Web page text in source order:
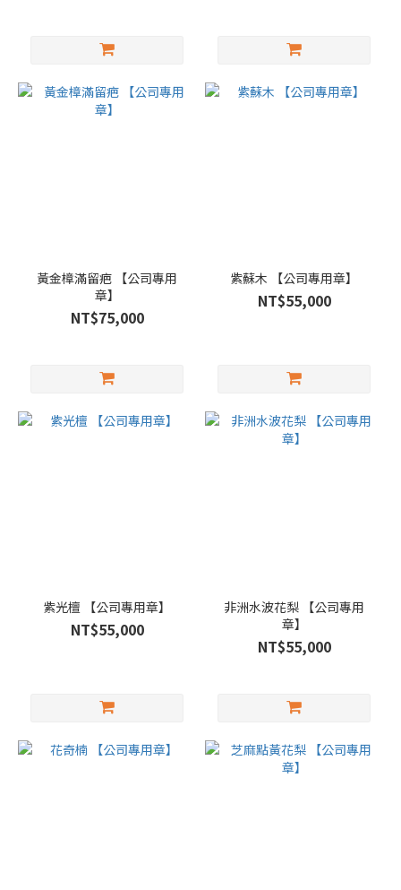
黃金樟滿留疤 【公司專用
章】
NT$75,000
紫蘇木 【公司專用章】
NT$55,000
紫光檀 【公司專用章】
NT$55,000
非洲水波花梨 【公司專用
章】
NT$55,000